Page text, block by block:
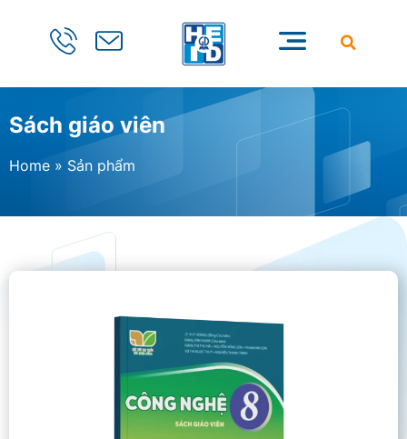
Sách giáo viên
Home » Sản phẩm